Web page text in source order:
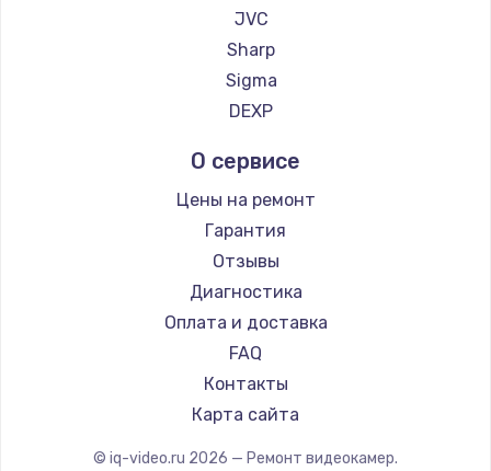
Заказать
Чистка от пыли
Настройка ОС
1090 руб.
Заказать
Ремонт подсветки
1200 руб.
Заказать
930 руб.
JVC
Sharp
Sigma
DEXP
О сервисе
Цены на ремонт
Гарантия
Отзывы
Диагностика
Оплата и доставка
FAQ
Контакты
Карта сайта
© iq-video.ru 2026 — Ремонт видеокамер.